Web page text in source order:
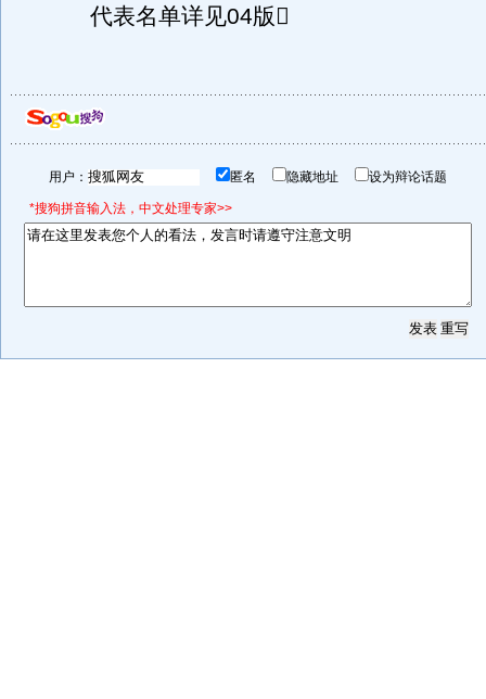
代表名单详见04版
用户： 匿名 隐藏地址 设为辩论话题
*搜狗拼音输入法，中文处理专家>>